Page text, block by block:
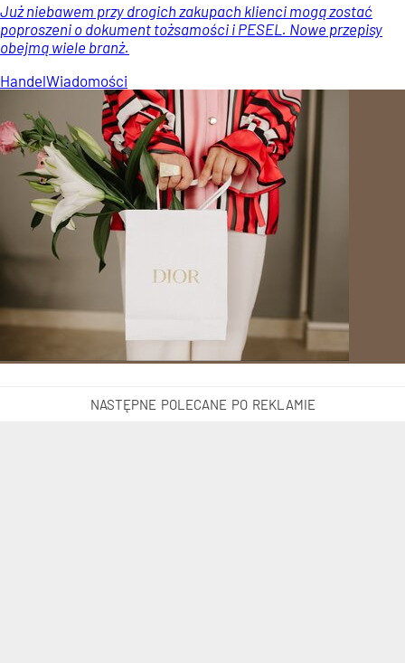
Już niebawem przy drogich zakupach klienci mogą zostać
poproszeni o dokument tożsamości i PESEL. Nowe przepisy
obejmą wiele branż.
HandelWiadomości